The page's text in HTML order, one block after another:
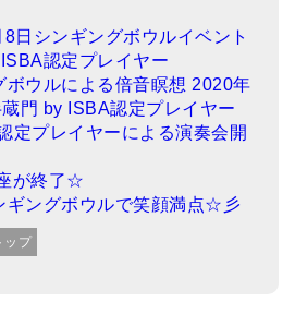
8日シンギングボウルイベント
認定プレイヤー
ボウルによる倍音瞑想 2020年
門 by ISBA認定プレイヤー
定プレイヤーによる演奏会開
が終了☆
ギングボウルで笑顔満点☆彡
ップ